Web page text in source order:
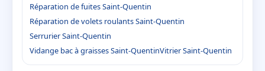
Réparation de fuites Saint-Quentin
Réparation de volets roulants Saint-Quentin
Serrurier Saint-Quentin
Vidange bac à graisses Saint-QuentinVitrier Saint-Quentin